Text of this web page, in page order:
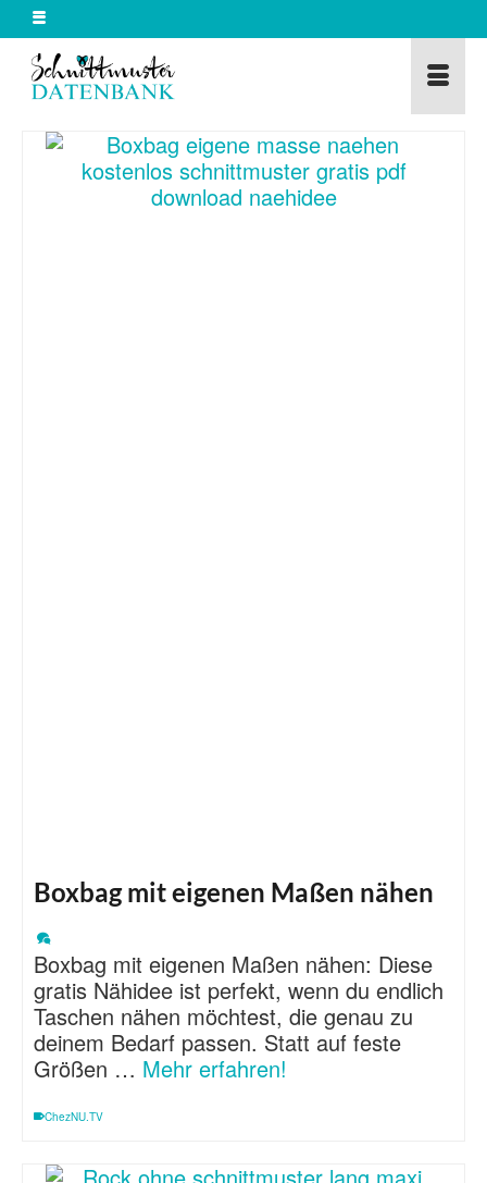
Boxbag mit eigenen Maßen nähen
Boxbag mit eigenen Maßen nähen: Diese
gratis Nähidee ist perfekt, wenn du endlich
Taschen nähen möchtest, die genau zu
deinem Bedarf passen. Statt auf feste
Größen … Mehr erfahren!
ChezNU.TV